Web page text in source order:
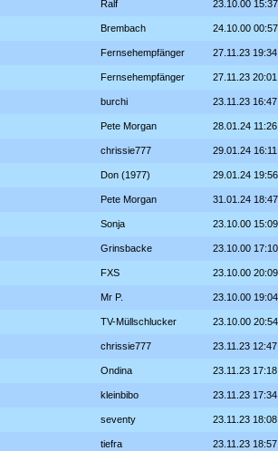
Ralf 23.10.00 15:37
Brembach 24.10.00 00:57
Fernsehempfänger 27.11.23 19:34
Fernsehempfänger 27.11.23 20:01
burchi 23.11.23 16:47
Pete Morgan 28.01.24 11:26
chrissie777 29.01.24 16:11
Don (1977) 29.01.24 19:56
Pete Morgan 31.01.24 18:47
Sonja 23.10.00 15:09
Grinsbacke 23.10.00 17:10
FXS 23.10.00 20:09
Mr P. 23.10.00 19:04
TV-Müllschlucker 23.10.00 20:54
chrissie777 23.11.23 12:47
Ondina 23.11.23 17:18
kleinbibo 23.11.23 17:34
seventy 23.11.23 18:08
tiefra 23.11.23 18:57